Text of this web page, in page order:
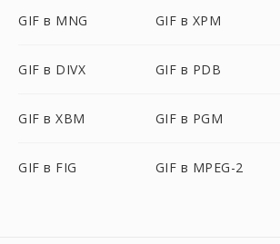
GIF в MNG GIF в XPM
GIF в DIVX GIF в PDB
GIF в XBM GIF в PGM
GIF в FIG GIF в MPEG-2